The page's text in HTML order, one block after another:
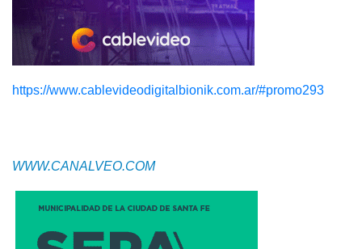
https://www.cablevideodigitalbionik.com.ar/#promo293
WWW.CANALVEO.COM